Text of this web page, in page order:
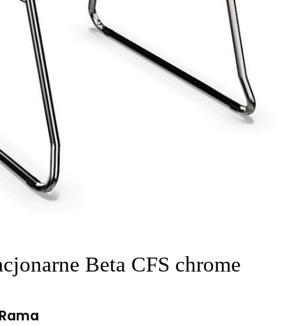
Beta CFS chrome